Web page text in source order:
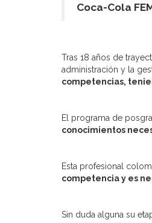
Coca-Cola
Tras 18 años de
administración y la
competencias,
El programa de
conocimientos
Esta profesional
competencia y es
Sin duda alguna su